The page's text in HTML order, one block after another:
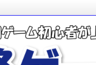
が上達する8
できない方のためのサイト